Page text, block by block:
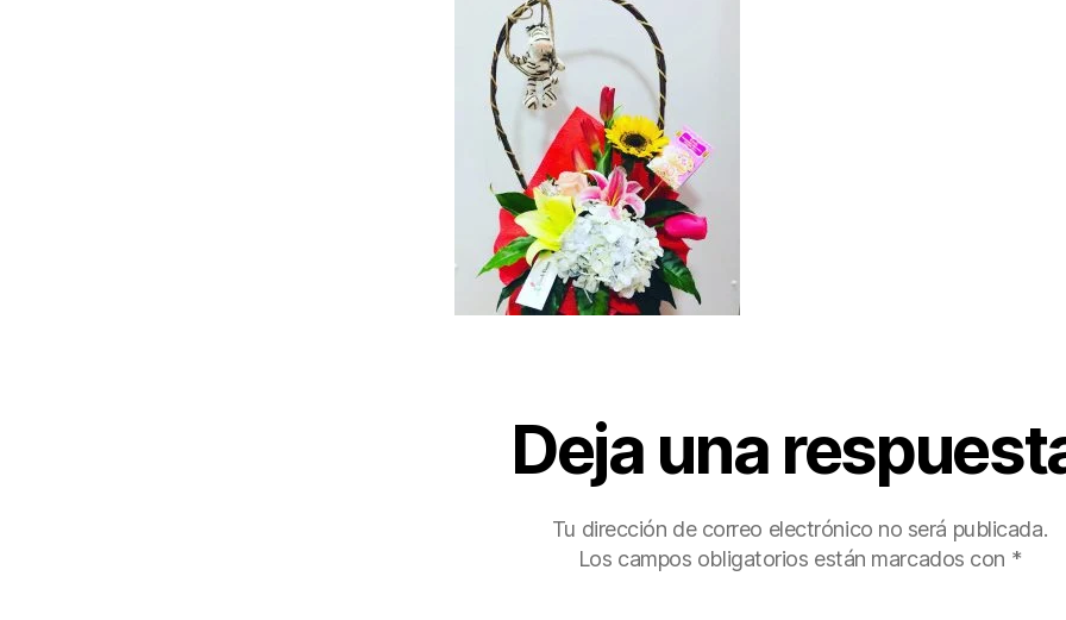
Deja una
Tu dirección de correo electrónico no será publicada.
Los campos obligatorios están marcados con *